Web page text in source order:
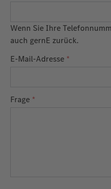
Wenn Sie Ihre
auch gernE zurück.
E-Mail-Adresse *
Frage *